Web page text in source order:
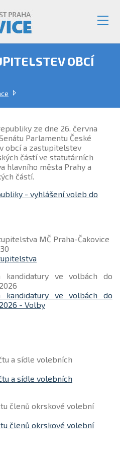
OBCÍ
ze dne 26. června
Parlamentu České
obcí a zastupitelstev
částí ve statutárních
hlavního města Prahy a
částí.
- vyhlášení voleb do
MČ Praha-Čakovice
kandidatury ve volbách do
kandidatury ve volbách do
- Volby
a sídle volebních
a sídle volebních
členů okrskové volební
členů okrskové volební